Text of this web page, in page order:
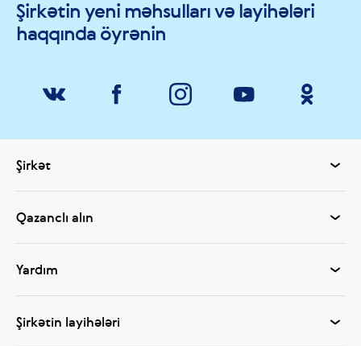
Şirkətin yeni məhsulları və layihələri
haqqında öyrənin
Şirkət
Qazanclı alın
Yardım
Şirkətin layihələri